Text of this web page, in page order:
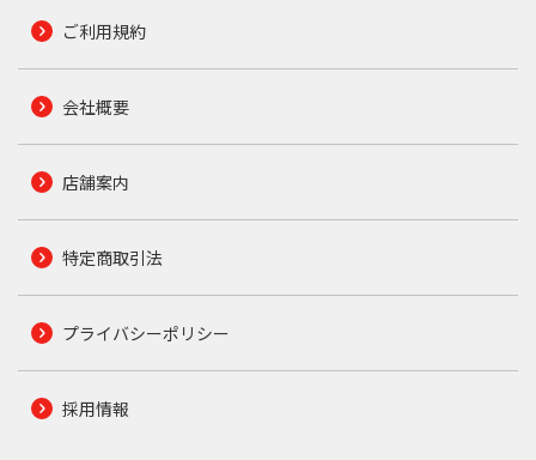
ご利用規約
会社概要
店舗案内
特定商取引法
プライバシーポリシー
採用情報